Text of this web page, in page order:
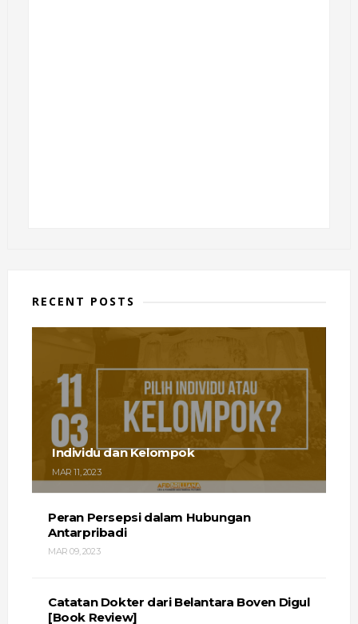
RECENT POSTS
Individu dan Kelompok
MAR 11, 2023
Peran Persepsi dalam Hubungan
Antarpribadi
MAR 09, 2023
Catatan Dokter dari Belantara Boven Digul
[Book Review]